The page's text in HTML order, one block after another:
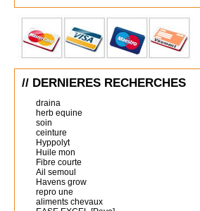
// DERNIERES RECHERCHES
draina
herb equine
soin
ceinture
Hyppolyt
Huile mon
Fibre courte
Ail semoul
Havens grow
repro une
aliments chevaux